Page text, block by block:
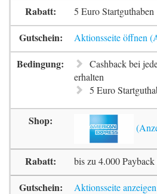
5 Euro Startguthaben
Aktionsseite öffnen
Cashback bei
erhalten
5 Euro
bis zu 4.000
Aktionsseite anzeigen